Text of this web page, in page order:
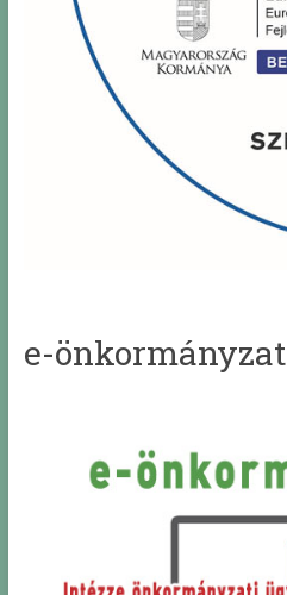
e-önkormányzat